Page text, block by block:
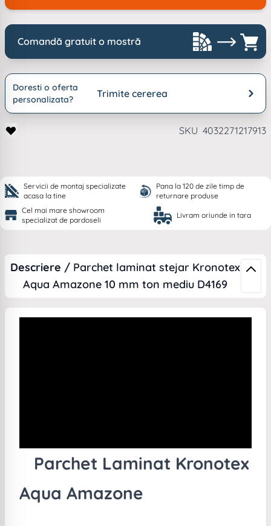
Comandă gratuit o mostră
Doresti o oferta
personalizata?
Trimite cererea
SKU 4032271217913
Servicii de montaj specializate
acasa la tine
Pana la 120 de zile timp de
returnare produse
Cel mai mare showroom
specializat de pardoseli
Livram oriunde in tara
Descriere / Parchet laminat stejar Kronotex
Aqua Amazone 10 mm ton mediu D4169
Parchet Laminat Kronotex
Aqua Amazone